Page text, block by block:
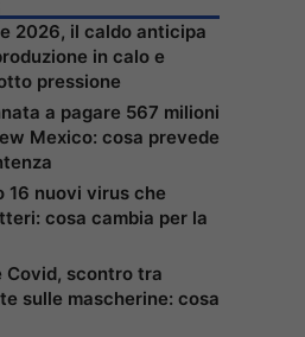
2026, il caldo anticipa
in calo e
pressione
a pagare 567 milioni
Mexico: cosa prevede
16 nuovi virus che
cosa cambia per la
Covid, scontro tra
sulle mascherine: cosa